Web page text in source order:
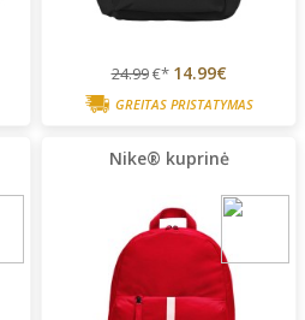
24.99€* 14.99€
GREITAS PRISTATYMAS
Nike® kuprinė